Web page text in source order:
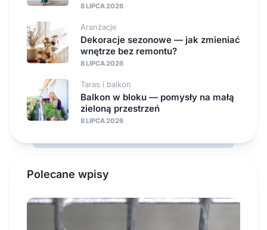
8 LIPCA 2026
Aranżacje
Dekoracje sezonowe — jak zmieniać
wnętrze bez remontu?
8 LIPCA 2026
Taras i balkon
Balkon w bloku — pomysły na małą
zieloną przestrzeń
8 LIPCA 2026
Polecane wpisy